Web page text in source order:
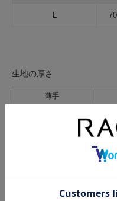
L
生地の厚さ
薄手